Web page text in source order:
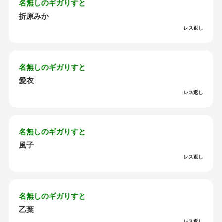
名無しのギガりすと
折原みか
レス返し
名無しのギガりすと
愛衣
レス返し
名無しのギガりすと
風子
レス返し
名無しのギガりすと
乙葉